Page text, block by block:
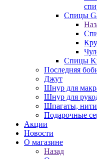
Спицы
Спицы
Последняя
Джут
Шнур для
Шнур для
Шпагаты, нити
Подарочные
Акции
Новости
О магазине
Назад